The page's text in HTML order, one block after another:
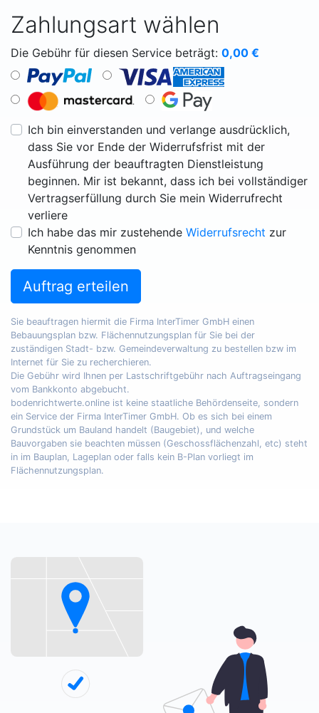
Zahlungsart wählen
Die Gebühr für diesen Service beträgt: 0,00 €
Ich bin einverstanden und verlange ausdrücklich,
dass Sie vor Ende der Widerrufsfrist mit der
Ausführung der beauftragten Dienstleistung
beginnen. Mir ist bekannt, dass ich bei vollständiger
Vertragserfüllung durch Sie mein Widerrufrecht
verliere
Ich habe das mir zustehende Widerrufsrecht zur
Kenntnis genommen
Auftrag erteilen
Sie beauftragen hiermit die Firma InterTimer GmbH einen
Bebauungsplan bzw. Flächennutzungsplan für Sie bei der
zuständigen Stadt- bzw. Gemeindeverwaltung zu bestellen bzw im
Internet für Sie zu recherchieren.
Die Gebühr wird Ihnen per Lastschriftgebühr nach Auftragseingang
vom Bankkonto abgebucht.
bodenrichtwerte.online ist keine staatliche Behördenseite, sondern
ein Service der Firma InterTimer GmbH. Ob es sich bei einem
Grundstück um Bauland handelt (Baugebiet), und welche
Bauvorgaben sie beachten müssen (Geschossflächenzahl, etc) steht
in im Bauplan, Lageplan oder falls kein B-Plan vorliegt im
Flächennutzungsplan.